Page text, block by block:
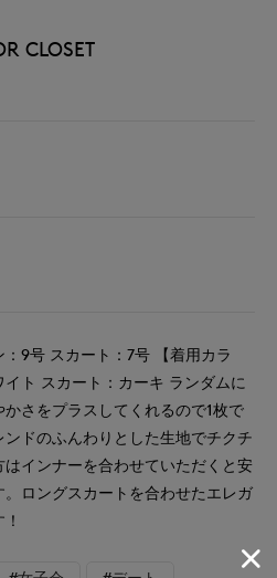
CLOSET
：9号 スカート：7号 【着用カラ
ト スカート：カーキ ランダムに
さをプラスしてくれるので1枚で
ドのふんわりとした生地でチクチ
インナーを合わせていただくと安
ロングスカートを合わせたエレガ